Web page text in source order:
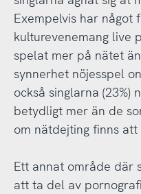
Exempelvis har något
kulturevenemang live
spelat mer på nätet
synnerhet nöjesspel
också singlarna
betydligt mer än de
om nätdejting finns att
Ett annat område där
att ta del av